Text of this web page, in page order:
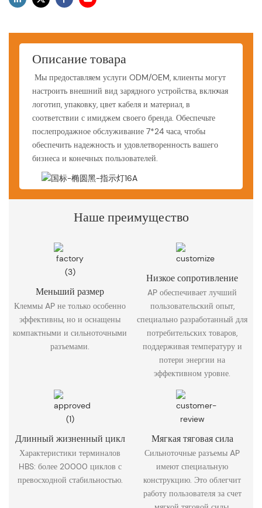
Описание товара
Мы предоставляем услуги ODM/OEM, клиенты могут
настроить внешний вид зарядного устройства, включая
логотип, упаковку, цвет кабеля и материал, в
соответствии с имиджем своего бренда. Обеспечьте
послепродажное обслуживание 7*24 часа, чтобы
обеспечить надежность и удовлетворенность вашего
бизнеса и конечных пользователей.
Наше преимущество
Меньший размер
Клеммы AP не только особенно
эффективны, но и оснащены
компактными и сильноточными
разъемами.
Низкое сопротивление
AP обеспечивает лучший
пользовательский опыт,
специально разработанный для
потребительских товаров,
поддерживая температуру и
потери энергии на
эффективном уровне.
Длинный жизненный цикл
Характеристики терминалов
HBS: более 20000 циклов с
превосходной стабильностью.
Мягкая тяговая сила
Сильноточные разъемы AP
имеют специальную
конструкцию. Это облегчит
работу пользователя за счет